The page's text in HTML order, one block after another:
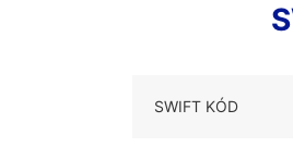
SWIFT KÓD